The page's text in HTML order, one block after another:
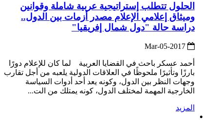
الحلول تتطلب إستراتيجية عربية شاملة وقوانين
وميثاق إعلامي الإعلام مصدر أزمات بين الدول..
دراسة حالة "دول شمال إفريقيا"
أحمد عسكر باحث في القضايا العربية لما كان للإعلام دورًا
بارزًا وتأثيرًا ملحوظًا في العلاقات الدولية يلعبه من أجل تقارب
وجهات النظر بين الدول، وكونه يعد أحد أدوات السياسة
الخارجية المهمة لمختلف الدول، كونه يمتلك من الت...
المزيد